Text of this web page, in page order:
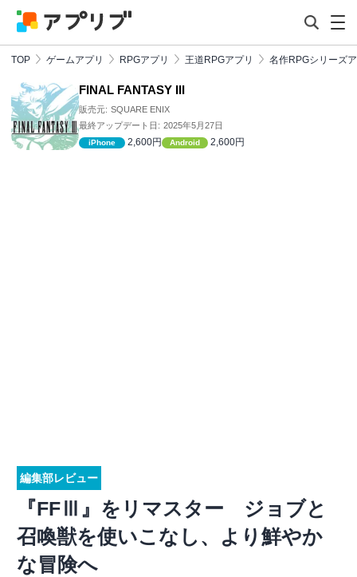
TOP ゲームアプリ RPGアプリ 王道RPGアプリ 名作RPGシリーズ
FINAL FANTASY III
販売元: SQUARE ENIX
最終アップデート日: 2025年5月27日
iPhone 2,600円 Android 2,600円
編集部レビュー
『FFⅢ』をリマスター ジョブと
召喚獣を使いこなし、より鮮やか
な冒険へ